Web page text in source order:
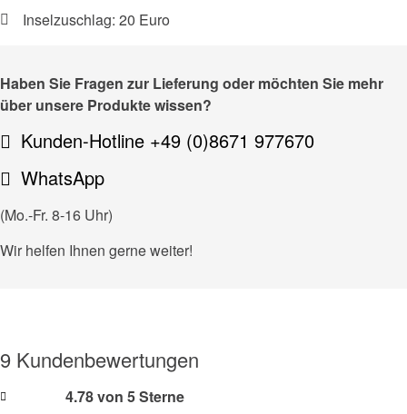
Inselzuschlag: 20 Euro
Haben Sie Fragen zur Lieferung oder möchten Sie mehr
über unsere Produkte wissen?
Kunden-Hotline +49 (0)8671 977670
WhatsApp
(Mo.-Fr. 8-16 Uhr)
Wir helfen Ihnen gerne weiter!
9 Kundenbewertungen
4.78 von 5 Sterne